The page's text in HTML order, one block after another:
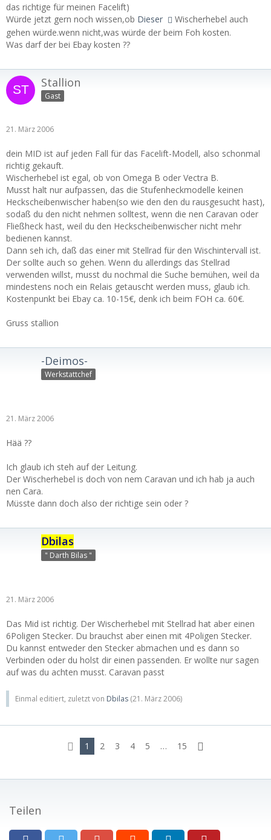
das richtige für meinen Facelift)
Würde jetzt gern noch wissen,ob Dieser
Wischerhebel auch
gehen würde.wenn nicht,was würde der beim Foh kosten.
Was darf der bei Ebay kosten ??
Stallion
Gast
21. März 2006
dein MID ist auf jeden Fall für das Facelift-Modell, also schonmal
richtig gekauft.
Wischerhebel ist egal, ob von Omega B oder Vectra B.
Musst halt nur aufpassen, das die Stufenheckmodelle keinen
Heckscheibenwischer haben(so wie den den du rausgesucht hast),
sodaß du den nicht nehmen solltest, wenn die nen Caravan oder
Fließheck hast, weil du den Heckscheibenwischer nicht mehr
bedienen kannst.
Dann seh ich, daß das einer mit Stellrad für den Wischintervall ist.
Der sollte auch so gehen. Wenn du allerdings das Stellrad
verwenden willst, musst du nochmal die Suche bemühen, weil da
mindestens noch ein Relais getauscht werden muss, glaub ich.
Kostenpunkt bei Ebay ca. 10-15€, denk ich beim FOH ca. 60€.
Gruss stallion
-Deimos-
Werkstattchef
21. März 2006
Hää ??
Ich glaub ich steh auf der Leitung.
Der Wischerhebel is doch von nem Caravan und ich hab ja auch
nen Cara.
Müsste dann doch also der richtige sein oder ?
Dbilas
" Darth Bilas "
21. März 2006
Das Mid ist richtig. Der Wischerhebel mit Stellrad hat aber einen
6Poligen Stecker. Du brauchst aber einen mit 4Poligen Stecker.
Du kannst entweder den Stecker abmachen und es dann so
Verbinden oder du holst dir einen passenden. Er wollte nur sagen
auf was du achten musst. Caravan passt
Einmal editiert, zuletzt von Dbilas (21. März 2006)
1 2 3 4 5 … 15
Teilen